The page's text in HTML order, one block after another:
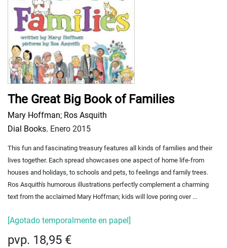
The Great Big Book of Families
Mary Hoffman; Ros Asquith
Dial Books. Enero 2015
This fun and fascinating treasury features all kinds of families and their
lives together. Each spread showcases one aspect of home life-from
houses and holidays, to schools and pets, to feelings and family trees.
Ros Asquith's humorous illustrations perfectly complement a charming
text from the acclaimed Mary Hoffman; kids will love poring over ...
[Agotado temporalmente en papel]
pvp. 18,95 €